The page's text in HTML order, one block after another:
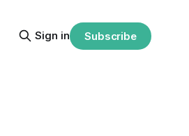
Sign in Subscribe